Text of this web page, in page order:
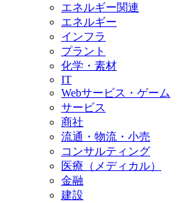
エネルギー関連
エネルギー
インフラ
プラント
化学・素材
IT
Webサービス・ゲーム
サービス
商社
流通・物流・小売
コンサルティング
医療（メディカル）
金融
建設